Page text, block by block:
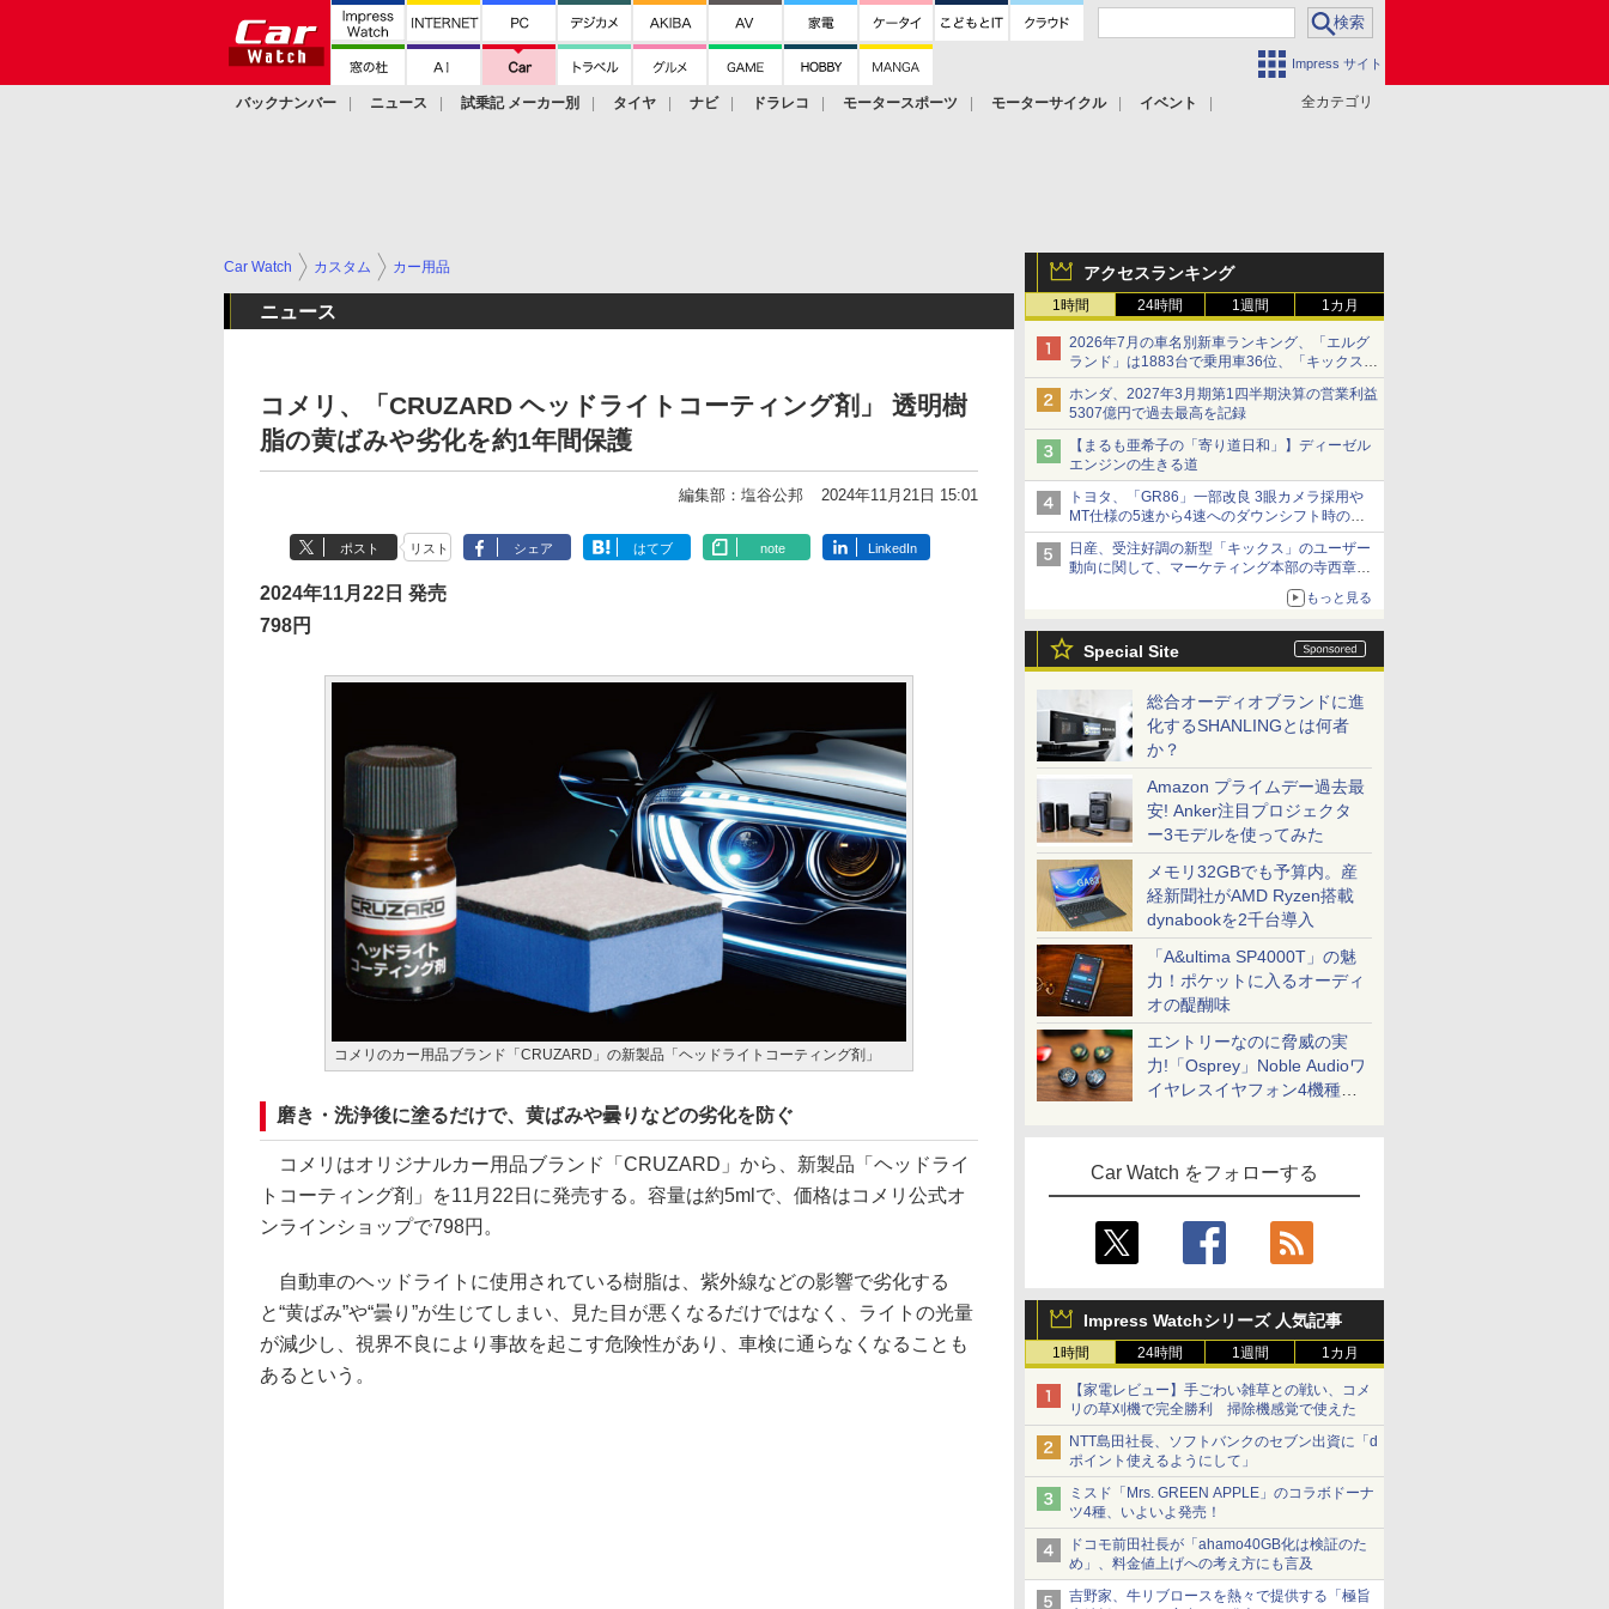
Impress サイト
全カテゴリ
バックナンバー ニュース 試乗記 メーカー別 タイヤ ナビ ドラレコ モータースポーツ モーターサイクル
イベント
アクセスランキング
1時間 24時間 1週間 1カ月
2026年7月の車名別新車ランキング、「エルグ
ランド」は1883台で乗用車36位、「キックス」
は2591台で27位に
ホンダ、2027年3月期第1四半期決算の営業利益
5307億円で過去最高を記録
【まるも亜希子の「寄り道日和」】ディーゼル
エンジンの生きる道
トヨタ、「GR86」一部改良 3眼カメラ採用や
MT仕様の5速から4速へのダウンシフト時の操
作性向上など
日産、受注好調の新型「キックス」のユーザー
動向に関して、マーケティング本部の寺西章氏
もっと見る
Special Site
総合オーディオブランドに進
化するSHANLINGとは何者
か？
Amazon プライムデー過去最
安! Anker注目プロジェクタ
ー3モデルを使ってみた
メモリ32GBでも予算内。産
経新聞社がAMD Ryzen搭載
dynabookを2千台導入
「A&ultima SP4000T」の魅
力！ポケットに入るオーディ
オの醍醐味
エントリーなのに脅威の実
力!「Osprey」Noble Audioワ
イヤレスイヤフォン4機種を
Car Watch をフォローする
Impress Watchシリーズ 人気記事
1時間 24時間 1週間 1カ月
【家電レビュー】手ごわい雑草との戦い、コメ
リの草刈機で完全勝利 掃除機感覚で使えた
NTT島田社長、ソフトバンクのセブン出資に「d
ポイント使えるようにして」
ミスド「Mrs. GREEN APPLE」のコラボドーナ
ツ4種、いよいよ発売！
ドコモ前田社長が「ahamo40GB化は検証のた
め」、料金値上げへの考え方にも言及
吉野家、牛リブロースを熱々で提供する「極旨
Car Watch カスタム カー用品
ニュース
コメリ、「CRUZARD ヘッドライトコーティング剤」 透明樹
脂の黄ばみや劣化を約1年間保護
編集部：塩谷公邦 2024年11月21日 15:01
ポスト リスト シェア はてブ note LinkedIn
2024年11月22日 発売
798円
コメリのカー用品ブランド「CRUZARD」の新製品「ヘッドライトコーティング剤」
磨き・洗浄後に塗るだけで、黄ばみや曇りなどの劣化を防ぐ
コメリはオリジナルカー用品ブランド「CRUZARD」から、新製品「ヘッドライ
トコーティング剤」を11月22日に発売する。容量は約5mlで、価格はコメリ公式オ
ンラインショップで798円。
自動車のヘッドライトに使用されている樹脂は、紫外線などの影響で劣化する
と“黄ばみ”や“曇り”が生じてしまい、見た目が悪くなるだけではなく、ライトの光量
が減少し、視界不良により事故を起こす危険性があり、車検に通らなくなることも
あるという。